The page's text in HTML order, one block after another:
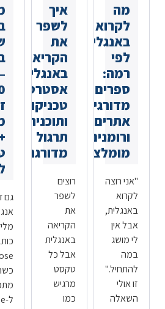
מה
לקרוא
באנגלית
לפי
רמה:
ספרים
מדורגים,
אתרים
ורומנים
מומלצים
"אני רוצה
לקרוא
באנגלית,
אבל אין
לי מושג
במה
להתחיל."
זו אולי
השאלה
איך
לשפר
את
הקריאה
באנגלית:
אסטרטגיות,
טכניקות
ותוכנית
תרגול
מדורגת
רוצים
לשפר
את
הקריאה
באנגלית
אבל כל
טקסט
מרגיש
כמו
–
+
גם